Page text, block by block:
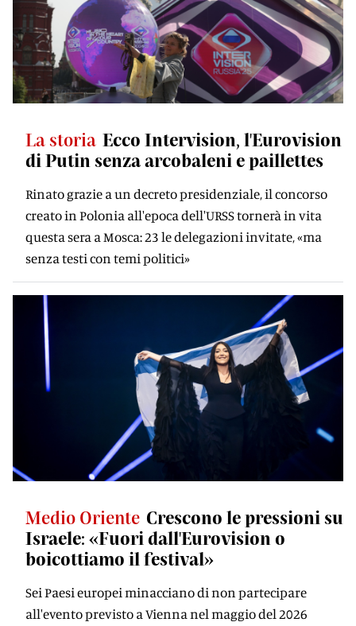
La storia Ecco Intervision, l'Eurovision
di Putin senza arcobaleni e paillettes
Rinato grazie a un decreto presidenziale, il concorso
creato in Polonia all'epoca dell'URSS tornerà in vita
questa sera a Mosca: 23 le delegazioni invitate, «ma
senza testi con temi politici»
Medio Oriente Crescono le pressioni su
Israele: «Fuori dall'Eurovision o
boicottiamo il festival»
Sei Paesi europei minacciano di non partecipare
all'evento previsto a Vienna nel maggio del 2026